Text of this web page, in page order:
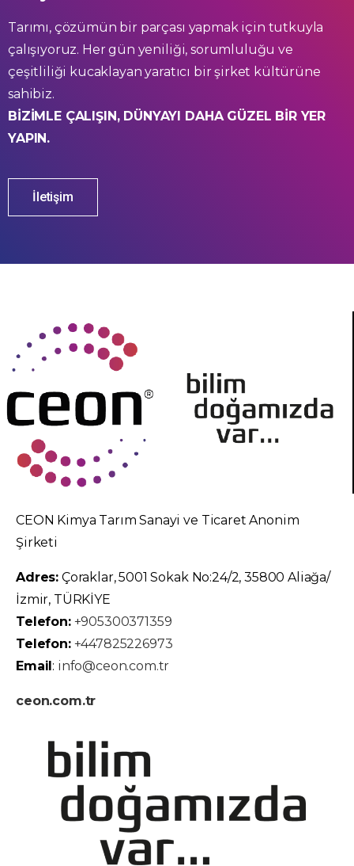
Tarımı, çözümün bir parçası yapmak için tutkuyla
çalışıyoruz. Her gün yeniliği, sorumluluğu ve
çeşitliliği kucaklayan yaratıcı bir şirket kültürüne
sahibiz.
BİZİMLE ÇALIŞIN, DÜNYAYI DAHA GÜZEL BİR YER
YAPIN.
İletişim
CEON Kimya Tarım Sanayi ve Ticaret Anonim
Şirketi
Adres: Çoraklar, 5001 Sokak No:24/2, 35800 Aliağa/
İzmir, TÜRKİYE
Telefon: +905300371359
Telefon: +447825226973
Email: info@ceon.com.tr
ceon.com.tr